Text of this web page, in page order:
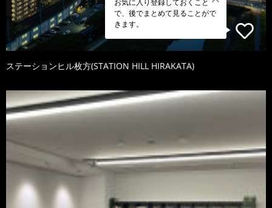
で、後でまとめて見ることがで
きます。
ステーションヒル枚方(STATION HILL HIRAKATA)